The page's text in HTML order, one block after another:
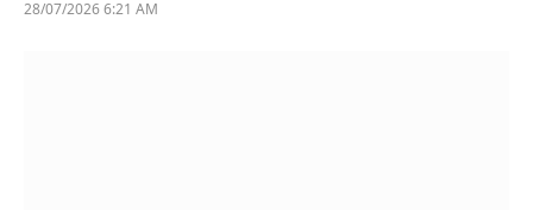
28/07/2026 6:21 AM